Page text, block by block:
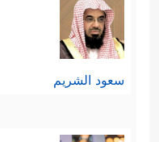
سعود الشريم